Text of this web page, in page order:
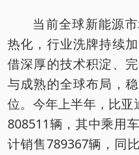
当前全球新能源
热化，行业洗牌持续
借深厚的技术积淀、
与成熟的全球布局，
位。今年上半年，比亚
808511辆，其中乘用
计销售789367辆，同